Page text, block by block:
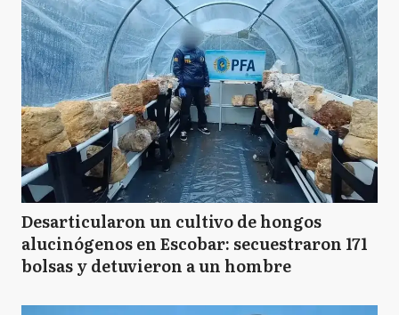
Desarticularon un cultivo de hongos
alucinógenos en Escobar: secuestraron 171
bolsas y detuvieron a un hombre